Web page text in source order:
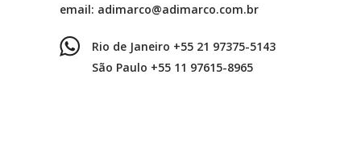
email: adimarco@adimarco.com.br
Rio de Janeiro +55 21 97375-5143
São Paulo +55 11 97615-8965